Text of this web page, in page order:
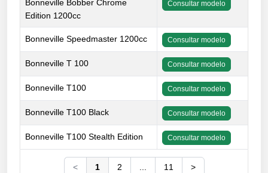
Bonneville Bobber Chrome
Edition 1200cc
Consultar modelo
Bonneville Speedmaster 1200cc Consultar modelo
Bonneville T 100 Consultar modelo
Bonneville T100 Consultar modelo
Bonneville T100 Black Consultar modelo
Bonneville T100 Stealth Edition Consultar modelo
< 1 2 ... 11 >